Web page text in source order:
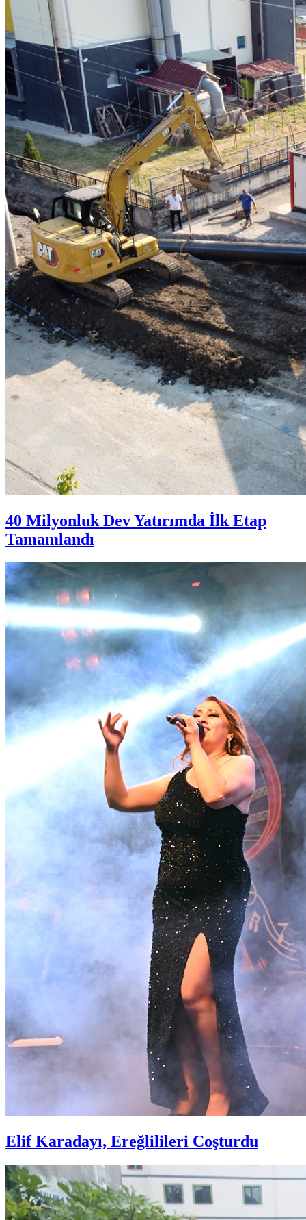
40 Milyonluk Dev Yatırımda İlk Etap
Tamamlandı
Elif Karadayı, Ereğlilileri Coşturdu